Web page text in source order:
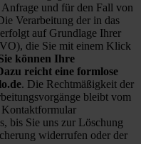
und für den Fall von
Verarbeitung der in das
auf Grundlage Ihrer
die Sie mit einem Klick
können Ihre
reicht eine formlose
. Die Rechtmäßigkeit der
bleibt vom
bis Sie uns zur Löschung
widerrufen oder der